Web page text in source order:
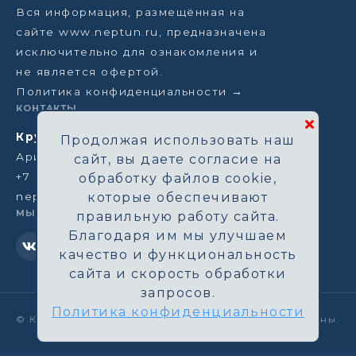
Вся информация, размещённая на
сайте www.neptun.ru, предназначена
исключительно для ознакомления и
не является офертой.
Политика конфиденциальности →
КОНТАКТЫ
Круизная компания Нептун
Аристарховский пер, 3/1, Москва
+7 (964) 583-14-96
neptun@aha.ru
МЫ В СЕТИ
© Круизная компания Нептун. Все права защищены.
Продолжая использовать наш
сайт, вы даете согласие на
обработку файлов cookie,
которые обеспечивают
правильную работу сайта.
Благодаря им мы улучшаем
качество и функциональность
сайта и скорость обработки
запросов.
Политика конфиденциальности